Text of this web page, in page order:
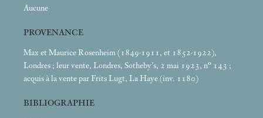
Aucune
PROVENANCE
Max et Maurice Rosenheim (1849-1911, et 1852-1922),
Londres ; leur vente, Londres, Sotheby’s, 2 mai 1923, n° 143 ;
acquis à la vente par Frits Lugt, La Haye (inv. 1180)
BIBLIOGRAPHIE